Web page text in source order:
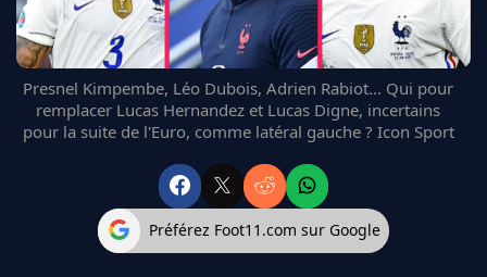
ARSENAL
BAYERN
L'AVIS DE LA RÉDAC'
Presnel Kimpembe, Léo Dubois, Adrien Rabiot... Qui pour
remplacer Lucas Hernandez et Lucas Digne, incertains
pour la suite de l'Euro, comme latéral gauche ? Icon Sport
Préférez Foot11.com sur Google